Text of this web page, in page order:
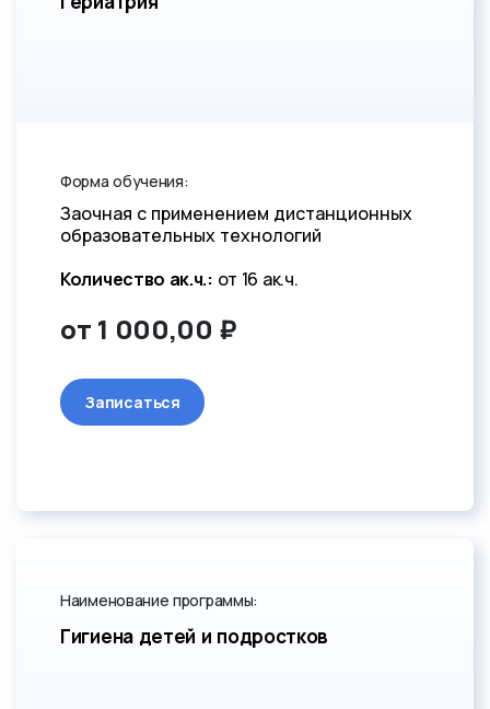
Форма обучения:
Заочная с применением дистанционных
образовательных технологий
Количество ак.ч.: от 16 ак.ч.
от 1 000,00 ₽
Записаться
Наименование программы:
Гигиена детей и подростков